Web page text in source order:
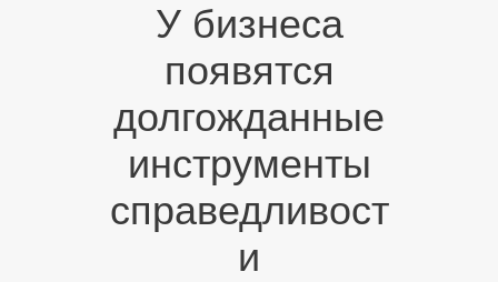
У бизнеса
появятся
долгожданные
инструменты
справедливост
и
ГЛАВНАЯ
О КОМПАНИИ
НОВОСТИ
КАРЬЕРА
ПАРТНЕРЫ
КОНТАКТЫ